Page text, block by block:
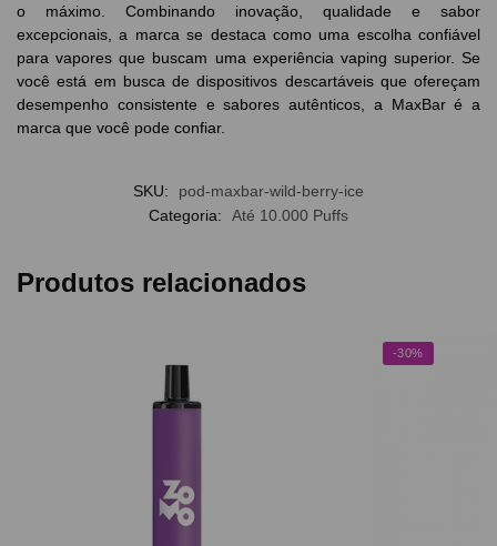
o máximo. Combinando inovação, qualidade e sabor
excepcionais, a marca se destaca como uma escolha confiável
para vapores que buscam uma experiência vaping superior. Se
você está em busca de dispositivos descartáveis que ofereçam
desempenho consistente e sabores autênticos, a MaxBar é a
marca que você pode confiar.
SKU:
pod-maxbar-wild-berry-ice
Categoria:
Até 10.000 Puffs
Produtos relacionados
-30%